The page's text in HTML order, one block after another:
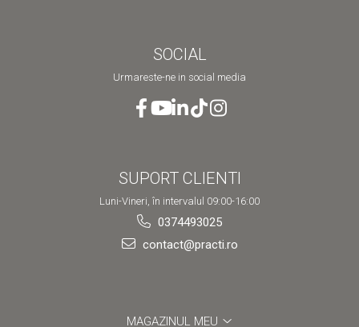
SOCIAL
Urmareste-ne in social media
SUPORT CLIENTI
Luni-Vineri, în intervalul 09:00-16:00
0374493025
contact@practi.ro
MAGAZINUL MEU